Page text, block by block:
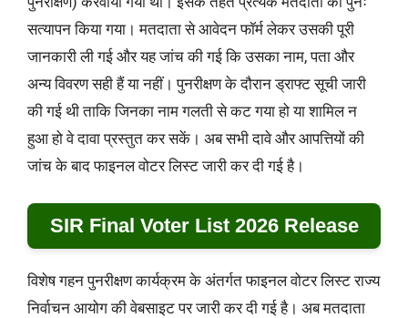
सत्यापन किया गया। मतदाता से आवेदन फॉर्म लेकर उसकी पूरी
जानकारी ली गई और यह जांच की गई कि उसका नाम, पता और
अन्य विवरण सही हैं या नहीं। पुनरीक्षण के दौरान ड्राफ्ट सूची जारी
की गई थी ताकि जिनका नाम गलती से कट गया हो या शामिल न
हुआ हो वे दावा प्रस्तुत कर सकें। अब सभी दावे और आपत्तियों की
जांच के बाद फाइनल वोटर लिस्ट जारी कर दी गई है।
SIR Final Voter List 2026 Release
विशेष गहन पुनरीक्षण कार्यक्रम के अंतर्गत फाइनल वोटर लिस्ट राज्य
निर्वाचन आयोग की वेबसाइट पर जारी कर दी गई है। अब मतदाता